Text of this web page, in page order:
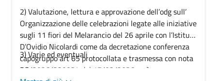
2) Valutazione, lettura e approvazione dell’odg sull’
Organizzazione delle celebrazioni legate alle iniziative
sugli 11 fiori del Melarancio del 26 aprile con l’Istituto
D’Ovidio Nicolardi come da decretazione conferenza
capogruppo art 65 protocollata e trasmessa con nota
PG/2026/330834 del 17/03/2026 così come
3) Varie ed eventuali